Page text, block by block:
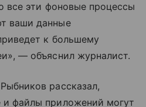
все эти фоновые процессы
ваши данные
к большему
— объяснил журналист.
рассказал,
и файлы приложений могут